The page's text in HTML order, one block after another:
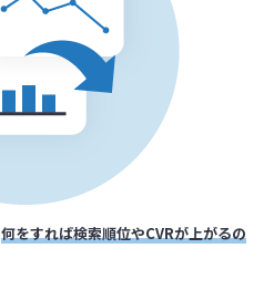
何をすれば検索順位やCVRが上がるの